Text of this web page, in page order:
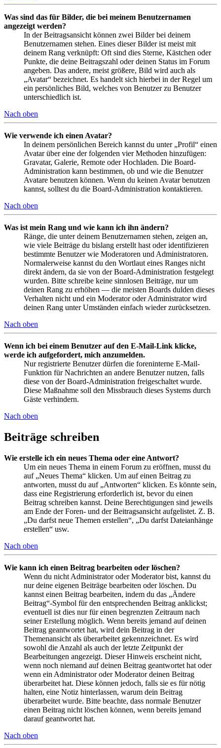
Was sind das für Bilder, die bei meinem Benutzernamen
angezeigt werden?
In der Beitragsansicht können zwei Bilder bei deinem
Benutzernamen stehen. Eines dieser Bilder ist meist mit
deinem Rang verknüpft: Oft sind dies Sterne, Kästchen oder
Punkte, die deine Beitragszahl oder deinen Status im Forum
angeben. Das andere, meist größere, Bild wird auch als
„Avatar“ bezeichnet. Es handelt sich hierbei in der Regel um
ein persönliches Bild, welches von Benutzer zu Benutzer
unterschiedlich ist.
Nach oben
Wie verwende ich einen Avatar?
In deinem persönlichen Bereich kannst du unter „Profil“ einen
Avatar über eine der folgenden vier Methoden hinzufügen:
Gravatar, Galerie, Remote oder Hochladen. Die Board-
Administration kann bestimmen, ob und wie die Benutzer
Avatare benutzen können. Wenn du keinen Avatar benutzen
kannst, solltest du die Board-Administration kontaktieren.
Nach oben
Was ist mein Rang und wie kann ich ihn ändern?
Ränge, die unter deinem Benutzernamen stehen, zeigen an,
wie viele Beiträge du bislang erstellt hast oder identifizieren
bestimmte Benutzer wie Moderatoren und Administratoren.
Normalerweise kannst du den Wortlaut eines Ranges nicht
direkt ändern, da sie von der Board-Administration festgelegt
wurden. Bitte schreibe keine sinnlosen Beiträge, nur um
deinen Rang zu erhöhen — die meisten Boards dulden dieses
Verhalten nicht und ein Moderator oder Administrator wird
deinen Rang unter Umständen einfach wieder zurücksetzen.
Nach oben
Wenn ich bei einem Benutzer auf den E-Mail-Link klicke,
werde ich aufgefordert, mich anzumelden.
Nur registrierte Benutzer dürfen die foreninterne E-Mail-
Funktion für Nachrichten an andere Benutzer nutzen, falls
diese von der Board-Administration freigeschaltet wurde.
Diese Maßnahme soll den Missbrauch dieses Systems durch
Gäste verhindern.
Nach oben
Beiträge schreiben
Wie erstelle ich ein neues Thema oder eine Antwort?
Um ein neues Thema in einem Forum zu eröffnen, musst du
auf „Neues Thema“ klicken. Um auf einen Beitrag zu
antworten, musst du auf „Antworten“ klicken. Es könnte sein,
dass eine Registrierung erforderlich ist, bevor du einen
Beitrag schreiben kannst. Deine Berechtigungen sind jeweils
am Ende der Foren- und der Beitragsansicht aufgelistet. Z. B.
„Du darfst neue Themen erstellen“, „Du darfst Dateianhänge
erstellen“ usw.
Nach oben
Wie kann ich einen Beitrag bearbeiten oder löschen?
Wenn du nicht Administrator oder Moderator bist, kannst du
nur deine eigenen Beiträge bearbeiten oder löschen. Du
kannst einen Beitrag bearbeiten, indem du das „Ändere
Beitrag“-Symbol für den entsprechenden Beitrag anklickst;
eventuell ist dies nur für einen begrenzten Zeitraum nach
seiner Erstellung möglich. Wenn bereits jemand auf deinen
Beitrag geantwortet hat, wird dein Beitrag in der
Themenansicht als überarbeitet gekennzeichnet. Es wird
sowohl die Anzahl als auch der letzte Zeitpunkt der
Bearbeitungen angezeigt. Dieser Hinweis erscheint nicht,
wenn noch niemand auf deinen Beitrag geantwortet hat oder
wenn ein Administrator oder Moderator deinen Beitrag
überarbeitet hat. Diese können jedoch, falls sie es für nötig
halten, eine Notiz hinterlassen, warum dein Beitrag
überarbeitet wurde. Bitte beachte, dass normale Benutzer
einen Beitrag nicht löschen können, wenn bereits jemand
darauf geantwortet hat.
Nach oben